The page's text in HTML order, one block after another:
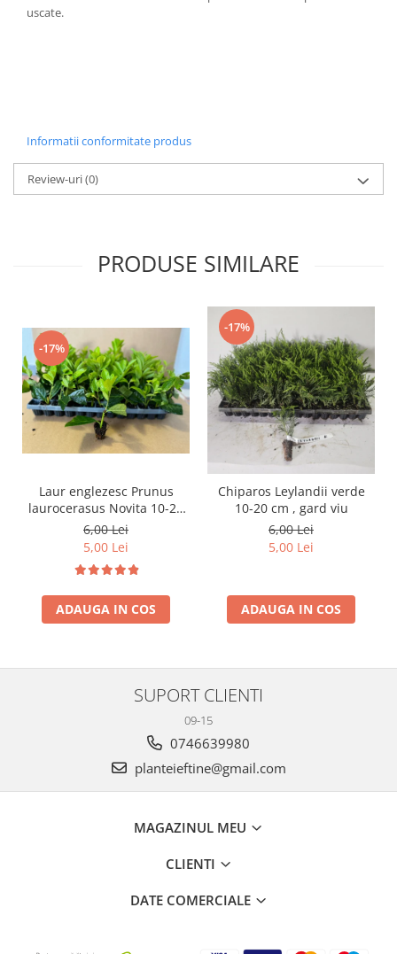
uscate.
Informatii conformitate produs
Review-uri(0)
PRODUSE SIMILARE
-17%
Laur englezesc Prunus
laurocerasus Novita 10-20
cm
6,00 Lei
5,00 Lei
ADAUGA IN COS
-17%
Chiparos Leylandii verde
10-20 cm , gard viu
6,00 Lei
5,00 Lei
ADAUGA IN COS
SUPORT CLIENTI
09-15
0746639980
planteieftine@gmail.com
MAGAZINUL MEU
CLIENTI
DATE COMERCIALE